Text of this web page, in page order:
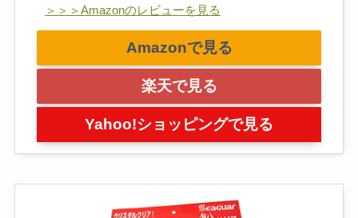
＞＞＞Amazonのレビューを見る
Amazonで見る
楽天で見る
Yahoo!ショッピングで見る